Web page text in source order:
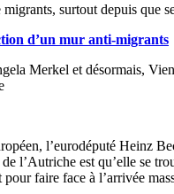
surtout depuis que
d’un mur anti-migrants
Merkel et désormais,
l’eurodéputé Heinz
l’Autriche est qu’elle se
faire face à l’arrivée